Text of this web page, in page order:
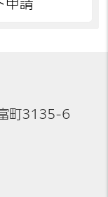
申請
町3135-6